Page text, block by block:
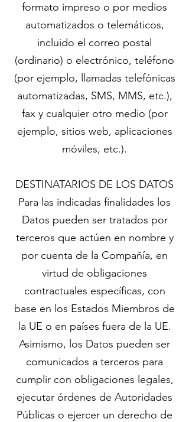
formato impreso o por medios
automatizados o telemáticos,
incluido el correo postal
(ordinario) o electrónico, teléfono
(por ejemplo, llamadas telefónicas
automatizadas, SMS, MMS, etc.),
fax y cualquier otro medio (por
ejemplo, sitios web, aplicaciones
móviles, etc.).
DESTINATARIOS DE LOS DATOS
Para las indicadas finalidades los
Datos pueden ser tratados por
terceros que actúen en nombre y
por cuenta de la Compañía, en
virtud de obligaciones
contractuales específicas, con
base en los Estados Miembros de
la UE o en países fuera de la UE.
Asimismo, los Datos pueden ser
comunicados a terceros para
cumplir con obligaciones legales,
ejecutar órdenes de Autoridades
Públicas o ejercer un derecho de